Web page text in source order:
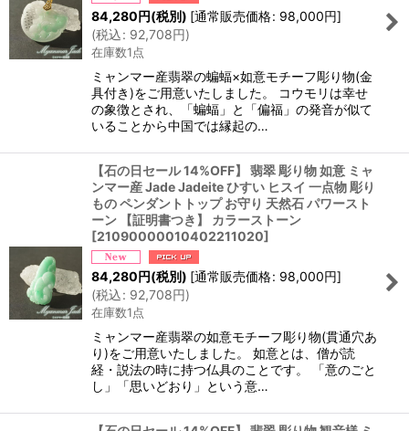
84,280円(税別) [通常販売価格: 98,000円]
(税込: 92,708円)
在庫数1点
ミャンマー産翡翠の蝙蝠×如意モチーフ彫り物(金
具付き)をご用意いたしました。 コウモリは幸せ
の象徴とされ、「蝙蝠」と「偏福」の発音が似て
いることから中国では縁起の…
【石の日セール 14%OFF】 翡翠 彫り物 如意 ミャ
ンマー産 Jade Jadeite ひすい ヒスイ 一点物 彫り
もの ペンダントトップ お守り 天然石 パワースト
ーン 【証明書つき】 カラーストーン
[21090000010402211020]
84,280円(税別) [通常販売価格: 98,000円]
(税込: 92,708円)
在庫数1点
ミャンマー産翡翠の如意モチーフ彫り物(貫通穴あ
り)をご用意いたしました。 如意とは、僧が読
経・説法の時に持つ仏具のことです。 「意のごと
し」「思いどおり」という意…